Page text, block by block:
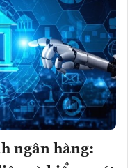
ngân hàng: